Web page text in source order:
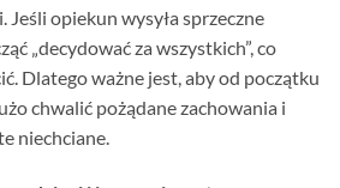
Jeśli opiekun wysyła sprzeczne
„decydować za wszystkich”, co
Dlatego ważne jest, aby od początku
chwalić pożądane zachowania i
niechciane.